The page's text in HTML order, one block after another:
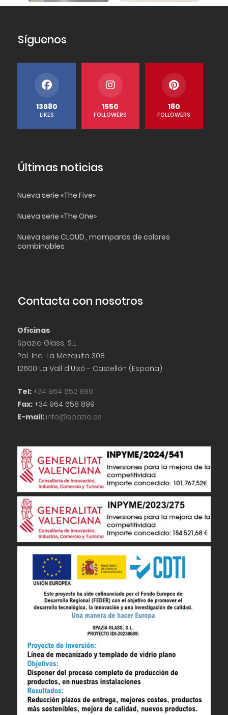
Síguenos
13680
LIKES
1550
FOLLOWERS
180
FOLLOWERS
Últimas noticias
Nueva serie «The Five»
Nueva serie «The One»
Nueva serie CLOUD , mamparas de colores
combinables
Contacta con nosotros
Oficinas
Spazia Glass, S.L.
Pol. Ind. La Mezquita 308
12600 La Vall d'Uixó - Castellón (España)
Tel: +34 964 652 898
Fax: +34 964 658 899
E-mail: info@spazia.es